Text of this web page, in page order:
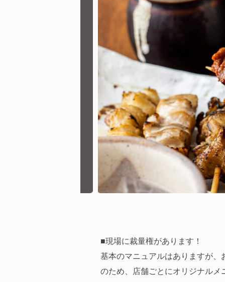
■現場に裁量権があります！
基本のマニュアルはありますが
のため、店舗ごとにオリジナル